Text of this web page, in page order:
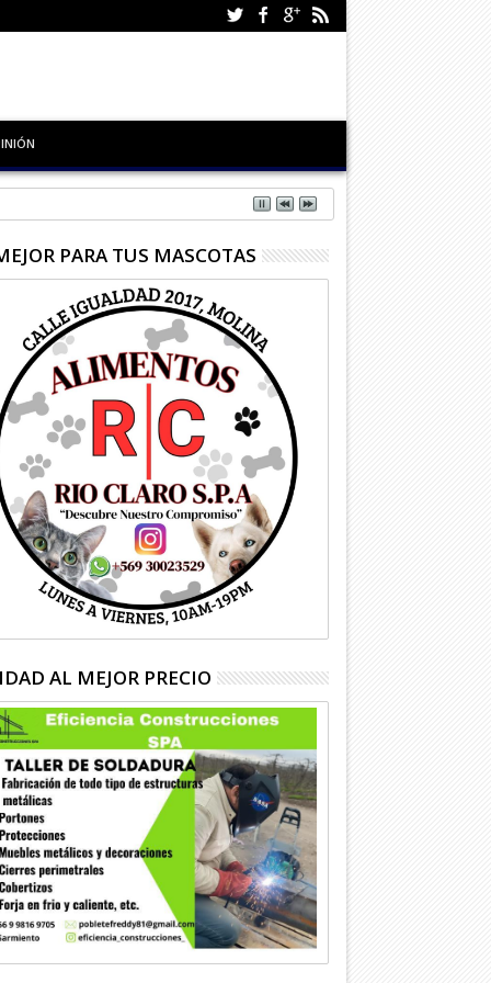
PARA TUS MASCOTAS
AL MEJOR PRECIO